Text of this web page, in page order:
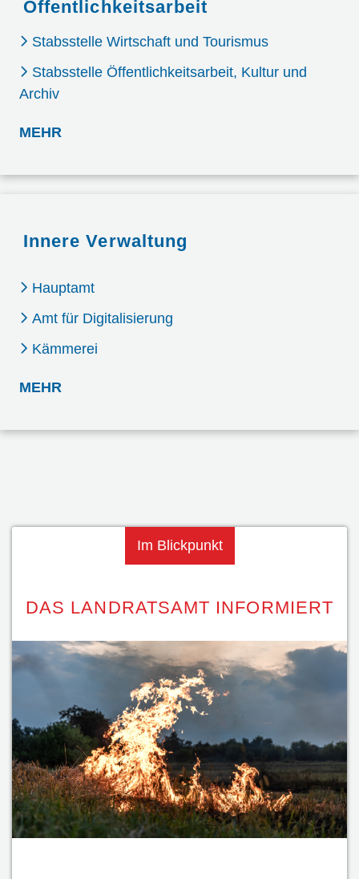
Öffentlichkeitsarbeit
Stabsstelle Wirtschaft und Tourismus
Stabsstelle Öffentlichkeitsarbeit, Kultur und
Archiv
MEHR
Innere Verwaltung
Hauptamt
Amt für Digitalisierung
Kämmerei
MEHR
Im Blickpunkt
DAS LANDRATSAMT INFORMIERT